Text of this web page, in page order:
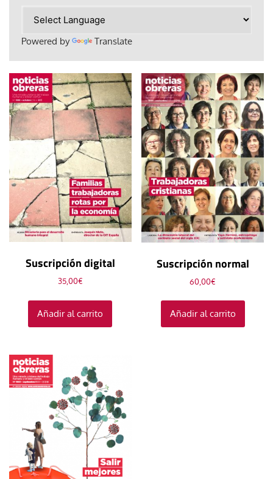
Powered by Translate
Suscripción digital
35,00€
Añadir al carrito
Suscripción normal
60,00€
Añadir al carrito